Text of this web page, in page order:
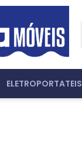
ELETROPORTATEIS